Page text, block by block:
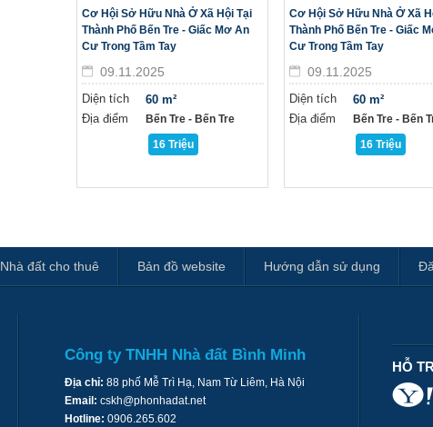
Cơ Hội Sở Hữu Nhà Ở Xã Hội Tại
Thành Phố Bến Tre - Giấc Mơ An
Cư Trong Tầm Tay
09.11.2025
Diện tích
Địa điểm
60 m²
Bến Tre - Bến Tre
16 Triệu
Cơ Hội Sở Hữu Nhà Ở Xã
Thành Phố Bến Tre - Giấc
Cư Trong Tầm Tay
09.11.2025
Diện tích
Địa điểm
60 m²
Bến Tre - Bến
16 Triệu
Nhà đất cho thuê Bản đồ website Hướng dẫn sử dụng
Công ty TNHH Nhà đất Bình Minh
Địa chỉ: 88 phố Mễ Trì Hạ, Nam Từ Liêm, Hà Nội
Email: cskh@phonhadat.net
Hotline: 0906.265.602
HỖ